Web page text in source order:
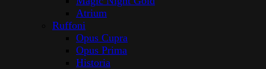
Atrium
Ruffoni
Opus Cupra
Opus Prima
Historia